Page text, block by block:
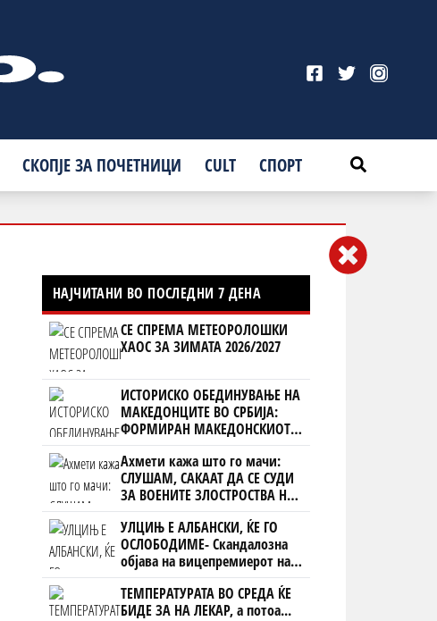
СКОПЈЕ ЗА ПОЧЕТНИЦИ CULT СПОРТ
НАЈЧИТАНИ ВО ПОСЛЕДНИ 7 ДЕНА
СЕ СПРЕМА МЕТЕОРОЛОШКИ
ХАОС ЗА ЗИМАТА 2026/2027
ИСТОРИСКО ОБЕДИНУВАЊЕ НА
МАКЕДОНЦИТЕ ВО СРБИЈА:
ФОРМИРАН МАКЕДОНСКИОТ
НАЦИОНАЛЕН СОЈУЗ
Ахмети кажа што го мачи:
СЛУШАМ, САКААТ ДА СЕ СУДИ
ЗА ВОЕНИТЕ ЗЛОСТРОСТВА НА
УЧК...
УЛЦИЊ Е АЛБАНСКИ, ЌЕ ГО
ОСЛОБОДИМЕ- Скандалозна
објава на вицепремиерот на
Црна Гора
ТЕМПЕРАТУРАТА ВО СРЕДА ЌЕ
БИДЕ ЗА НА ЛЕКАР, а потоа...